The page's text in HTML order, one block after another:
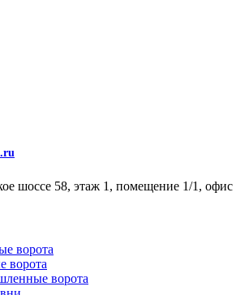
шоссе 58, этаж 1, помещение 1/1, офис
ворота
ворота
ворота